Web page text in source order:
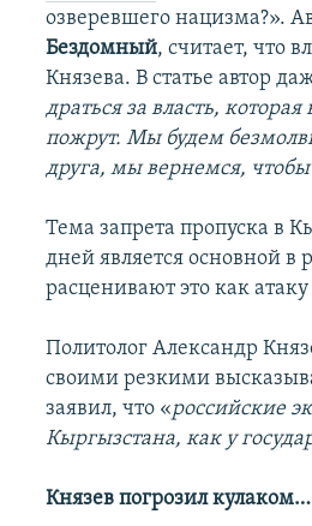
озверевшего нацизма?».
Бездомный, считает, что
Князева. В статье автор
драться за власть,
пожрут. Мы будем
друга, мы вернемся, чтобы
Тема запрета пропуска в
дней является основной
расценивают это как
Политолог Александр
своими резкими
заявил, что «российские
Кыргызстана, как у
Князев погрозил